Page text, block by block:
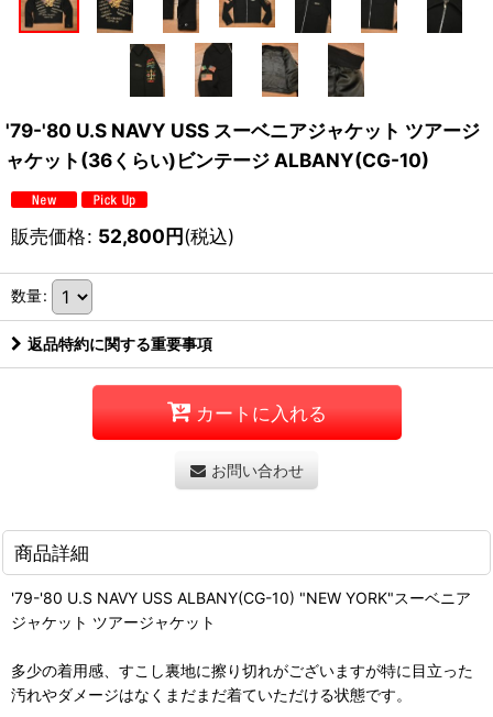
'79-'80 U.S NAVY USS スーベニアジャケット ツアージ
ャケット(36くらい)ビンテージ ALBANY(CG-10)
販売価格: 52,800円(税込)
数量:
返品特約に関する重要事項
カートに入れる
お問い合わせ
商品詳細
'79-'80 U.S NAVY USS ALBANY(CG-10) "NEW YORK"スーベニア
ジャケット ツアージャケット
多少の着用感、すこし裏地に擦り切れがございますが特に目立った
汚れやダメージはなくまだまだ着ていただける状態です。